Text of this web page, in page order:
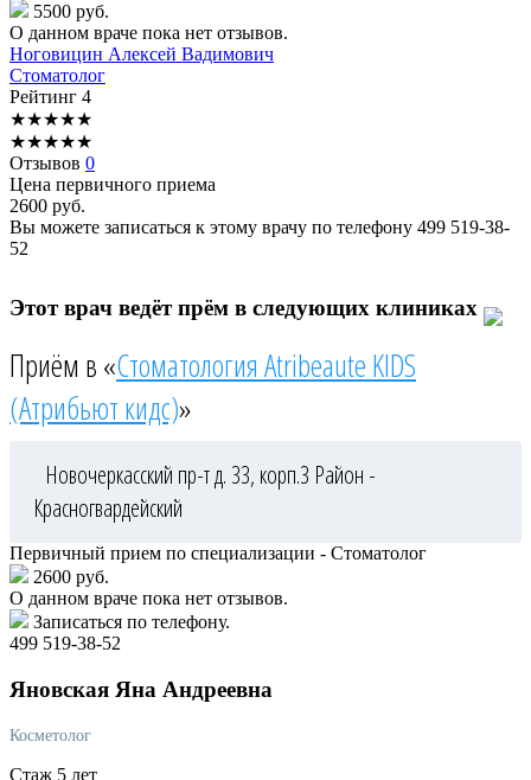
5500 руб.
О данном враче пока нет отзывов.
Ноговицин Алексей Вадимович
Стоматолог
Рейтинг 4
★★★★★
★★★★★
Отзывов 0
Цена первичного приема
2600 руб.
Вы можете записаться к этому врачу по телефону 499 519-38-
52
Этот врач ведёт прём в следующих клиниках
Приём в «Стоматология Atribeaute KIDS
(Атрибьют кидс)»
Новочеркасский пр-т д. 33, корп.3 Район -
Красногвардейский
Первичный прием по специализации - Стоматолог
2600 руб.
О данном враче пока нет отзывов.
Записаться по телефону.
499 519-38-52
Яновская Яна Андреевна
Косметолог
Стаж 5 лет